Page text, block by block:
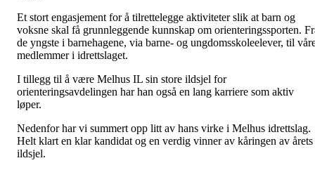
Et stort engasjement for å tilrettelegge aktiviteter slik at barn og
voksne skal få grunnleggende kunnskap om orienteringssporten.
de yngste i barnehagene, via barne- og ungdomsskoleelever, til
medlemmer i idrettslaget.
I tillegg til å være Melhus IL sin store ildsjel for
orienteringsavdelingen har han også en lang karriere som aktiv
løper.
Nedenfor har vi summert opp litt av hans virke i Melhus idrettslag.
Helt klart en klar kandidat og en verdig vinner av kåringen av årets
ildsjel.